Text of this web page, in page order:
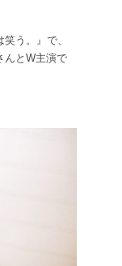
う。』で、
んとW主演で